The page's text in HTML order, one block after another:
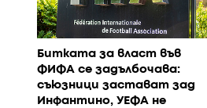
Битката за власт във
ФИФА се задълбочава:
съюзници застават зад
Инфантино, УЕФА не